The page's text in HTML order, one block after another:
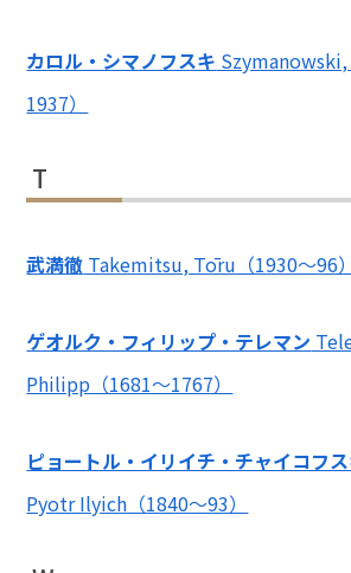
カロル・シマノフスキ
1937）
T
武満徹 Takemitsu, Tōru（1930～96）
ゲオルク・フィリップ・テレマン
Philipp（1681～1767）
ピョートル・イリイチ・チャイコフ
Pyotr Ilyich（1840～93）